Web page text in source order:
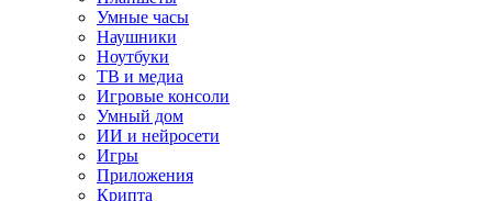
Умные часы
Наушники
Ноутбуки
ТВ и медиа
Игровые консоли
Умный дом
ИИ и нейросети
Игры
Приложения
Крипта